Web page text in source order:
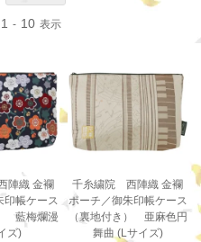
1 - 10 表示
陣織 金襴
印帳ケース
藍梅爛漫
ズ)
千糸繍院 西陣織 金襴
ポーチ／御朱印帳ケース
（裏地付き） 亜麻色円
舞曲 (Lサイズ)